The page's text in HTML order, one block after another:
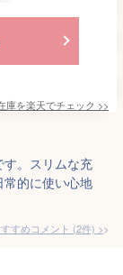
庫を楽天でチェック >>
。スリムな充
的に使い心地
すめコメント (2件) >